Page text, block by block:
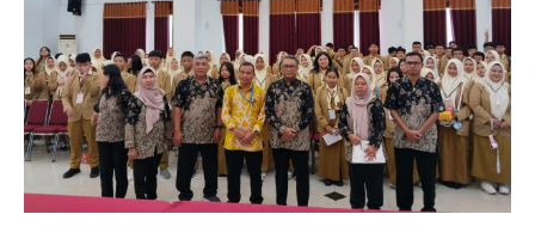
Tari
Teather